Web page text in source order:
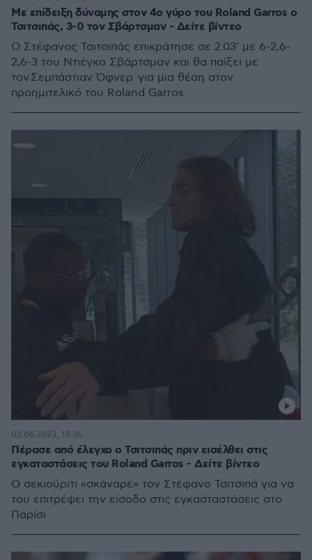
Με επίδειξη δύναμης στον 4ο γύρο του Roland Garros ο
Τσιτσιπάς, 3-0 τον Σβάρτσμαν - Δείτε βίντεο
Ο Στέφανος Τσιτσιπάς επικράτησε σε 2.03' με 6-2,6-
2,6-3 του Ντιέγκο Σβάρτσμαν και θα παίξει με
τον Σεμπάστιαν Όφνερ για μια θέση στον
προημιτελικό του Roland Garros
Πέρασε από έλεγχο ο Τσιτσιπάς πριν εισέλθει στις
εγκαταστάσεις του Roland Garros - Δείτε βίντεο
Ο σεκιούριτι «σκάναρε» τον Στέφανο Τσιτσιπά για να
του επιτρέψει την είσοδο στις εγκασταστάσεις στο
Παρίσι
02.06.2023, 18:36